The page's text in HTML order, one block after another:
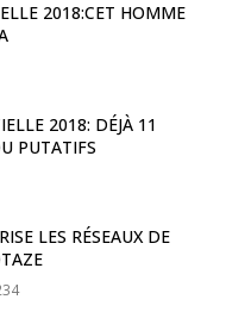
2018:CET HOMME
2018: DÉJÀ 11
PUTATIFS
LES RÉSEAUX DE